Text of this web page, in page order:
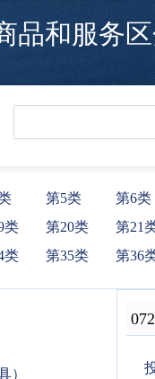
和服务区
第5类
第6类
类 第20类
第21
类 第35类 第36
）